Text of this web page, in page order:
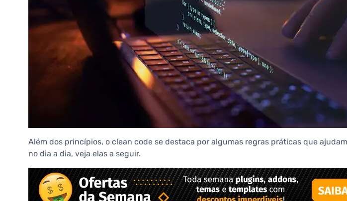
Além dos princípios, o clean code se destaca por algumas regras práticas que
no dia a dia, veja elas a seguir.